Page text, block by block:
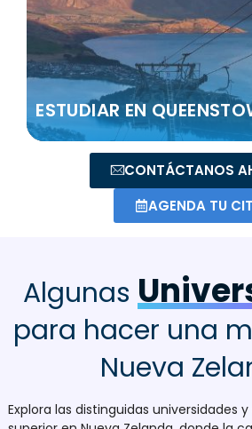
ESTUDIAR EN
CONTÁCTANOS
AGENDA TU
Algunas
para hacer una
Nueva
Explora las distinguidas universidades